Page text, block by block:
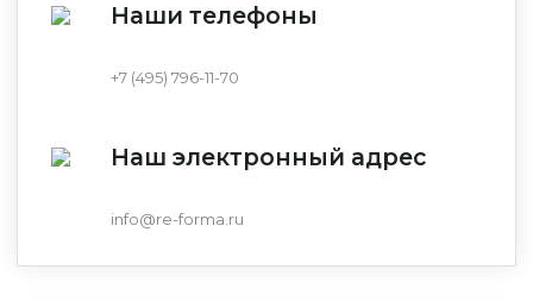
Наши телефоны
+7 (495) 796-11-70
Наш электронный адрес
info@re-forma.ru